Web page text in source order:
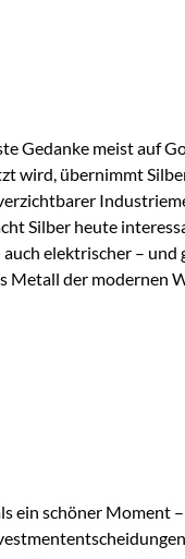
Gedanke meist auf
wird, übernimmt
Silber heute
elektrischer – und
Metall der modernen
praktisch
ein schöner Moment